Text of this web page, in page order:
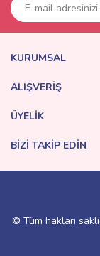
Ürün
Ürün
KURUMSAL
ALIŞVERİŞ
ÜYELİK
BİZİ TAKİP EDİN
© Tüm hakları